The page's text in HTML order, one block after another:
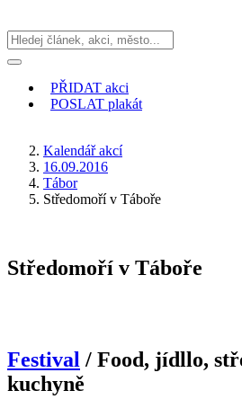
PŘIDAT akci
POSLAT plakát
Kalendář akcí
16.09.2016
Tábor
Středomoří v Táboře
Středomoří v Táboře
Festival / Food, jídllo,
kuchyně